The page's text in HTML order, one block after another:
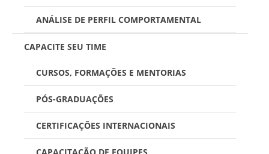
ANÁLISE DE PERFIL COMPORTAMENTAL
CAPACITE SEU TIME
CURSOS, FORMAÇÕES E MENTORIAS
PÓS-GRADUAÇÕES
CERTIFICAÇÕES INTERNACIONAIS